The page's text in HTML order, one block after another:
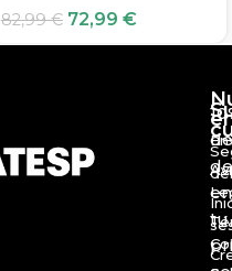
82,99€ 72,99 €
de
en
tu